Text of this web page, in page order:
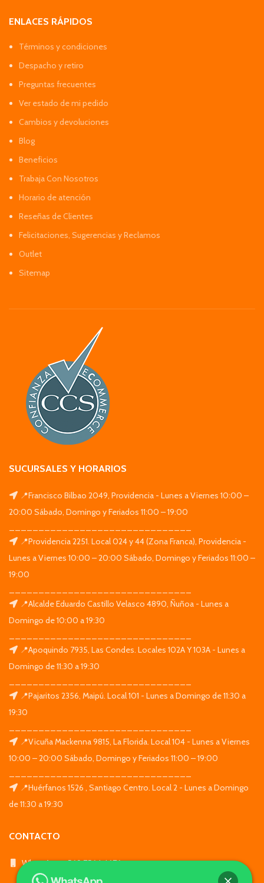
ENLACES RÁPIDOS
Términos y condiciones
Despacho y retiro
Preguntas frecuentes
Ver estado de mi pedido
Cambios y devoluciones
Blog
Beneficios
Trabaja Con Nosotros
Horario de atención
Reseñas de Clientes
Felicitaciones, Sugerencias y Reclamos
Outlet
Sitemap
SUCURSALES Y HORARIOS
📍Francisco Bilbao 2049, Providencia - Lunes a Viernes 10:00 –
20:00 Sábado, Domingo y Feriados 11:00 – 19:00
📍Providencia 2251. Local 024 y 44 (Zona Franca), Providencia -
Lunes a Viernes 10:00 – 20:00 Sábado, Domingo y Feriados 11:00 –
19:00
📍Alcalde Eduardo Castillo Velasco 4890, Ñuñoa - Lunes a
Domingo de 10:00 a 19:30
📍Apoquindo 7935, Las Condes. Locales 102A Y 103A - Lunes a
Domingo de 11:30 a 19:30
📍Pajaritos 2356, Maipú. Local 101 - Lunes a Domingo de 11:30 a
19:30
📍Vicuña Mackenna 9815, La Florida. Local 104 - Lunes a Viernes
10:00 – 20:00 Sábado, Domingo y Feriados 11:00 – 19:00
📍Huérfanos 1526 , Santiago Centro. Local 2 - Lunes a Domingo
de 11:30 a 19:30
CONTACTO
WhatsApp: +569 7564 4676